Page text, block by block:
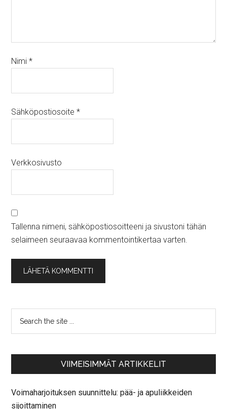
Nimi*
Sähköpostiosoite*
Verkkosivusto
Tallenna nimeni, sähköpostiosoitteeni ja sivustoni tähän
selaimeen seuraavaa kommentointikertaa varten.
VIIMEISIMMÄT ARTIKKELIT
Voimaharjoituksen suunnittelu: pää- ja apuliikkeiden
sijoittaminen